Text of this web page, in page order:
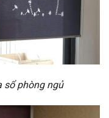
sổ phòng ngủ